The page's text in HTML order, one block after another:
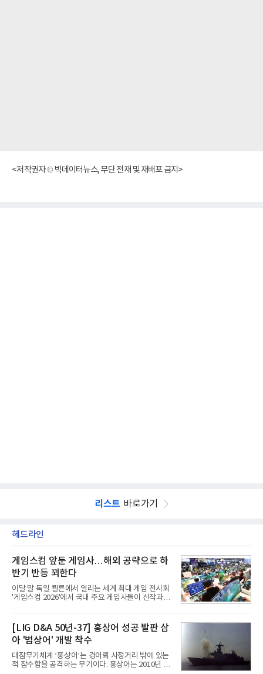
<저작권자 © 빅데이터뉴스, 무단 전재 및 재배포 금지>
리스트 바로가기
헤드라인
게임스컴 앞둔 게임사…해외 공략으로 하
반기 반등 꾀한다
이달 말 독일 쾰른에서 열리는 세계 최대 게임 전시회
'게임스컴 2026'에서 국내 주요 게임사들이 신작과 글
체별로 엇갈린 가운데 하반기 신작 흥행과 해외 시장
성과가 실적을 좌우할 핵심 변수로 떠오르고 있다.8일
업계에 따르면 올해 상반기 게임업계는 기업별 성적
표가 크게 갈렸다. 대표적으로 크래프톤은 'PUBG: 배
틀그라운드'의 안정적인 성장에 힘입어 상반기 연결
기준 매출 2조6616억원, 영업이익 9725억원으로 역
대 최대 실적을 기록했다. 엔씨도 올해 출시한 '아이온
[LIG D&A 50년-37] 홍상어 성공 발판 삼
아 '범상어' 개발 착수
대잠무기체계 ‘홍상어’는 경어뢰 사정거리 밖에 있는
적 잠수함을 공격하는 무기이다. 홍상어는 2010년 넥